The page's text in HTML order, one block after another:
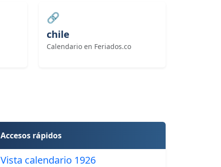
🔗
chile
Calendario en Feriados.co
Accesos rápidos
Vista calendario 1926